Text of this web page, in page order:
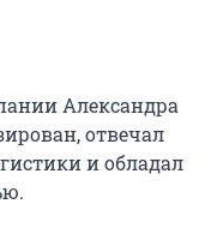
Александра
отвечал
и обладал